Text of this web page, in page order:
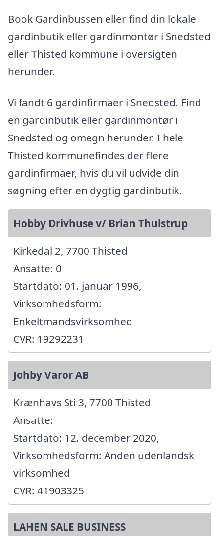
Book Gardinbussen eller find din lokale
gardinbutik eller gardinmontør i Snedsted
eller Thisted kommune i oversigten
herunder.
Vi fandt 6 gardinfirmaer i Snedsted. Find
en gardinbutik eller gardinmontør i
Snedsted og omegn herunder. I hele
Thisted kommunefindes der flere
gardinfirmaer, hvis du vil udvide din
søgning efter en dygtig gardinbutik.
Hobby Drivhuse v/ Brian Thulstrup
Kirkedal 2, 7700 Thisted
Ansatte: 0
Startdato: 01. januar 1996,
Virksomhedsform:
Enkeltmandsvirksomhed
CVR: 19292231
Johby Varor AB
Krænhavs Sti 3, 7700 Thisted
Ansatte:
Startdato: 12. december 2020,
Virksomhedsform: Anden udenlandsk
virksomhed
CVR: 41903325
LAHEN SALE BUSINESS